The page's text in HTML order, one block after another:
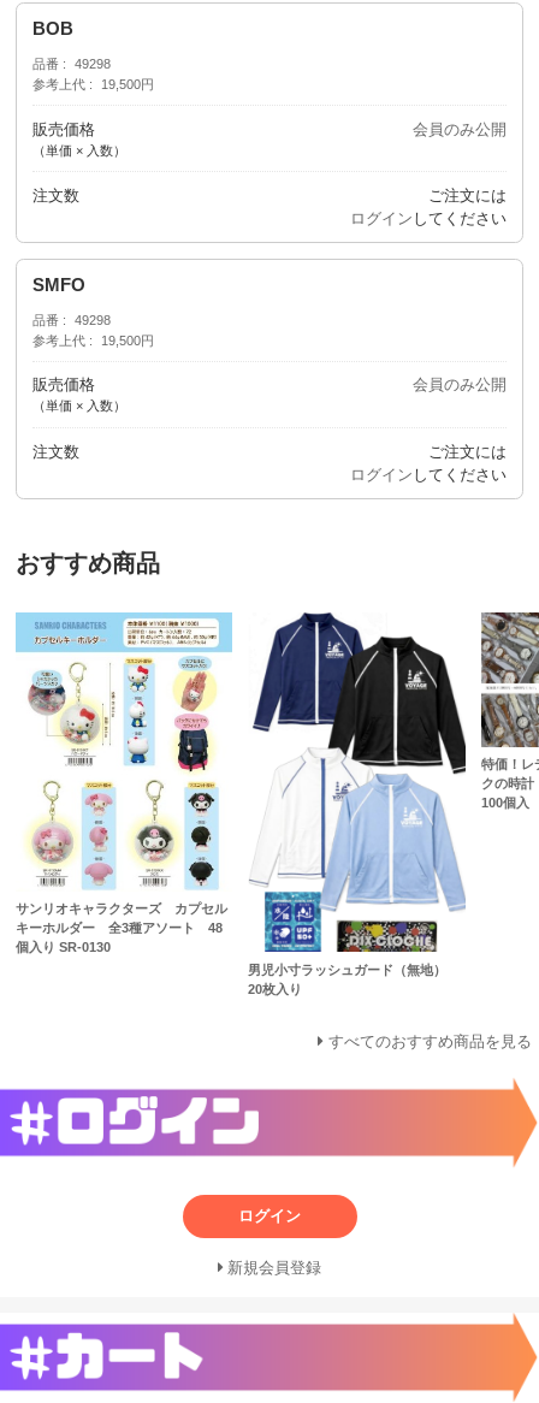
BOB
品番
49298
参考上代
19,500円
販売価格
（単価 × 入数）
会員のみ公開
注文数
ご注文には
ログイン してください
SMFO
品番
49298
参考上代
19,500円
販売価格
（単価 × 入数）
会員のみ公開
注文数
ご注文には
ログイン してください
おすすめ商品
サンリオキャラクターズ カプセル
キーホルダー 全3種アソート 48
個入り SR-0130
男児小寸ラッシュガード（無地）
20枚入り
特価！
クの時
100個入
すべてのおすすめ商品を見る
ログイン
新規会員登録